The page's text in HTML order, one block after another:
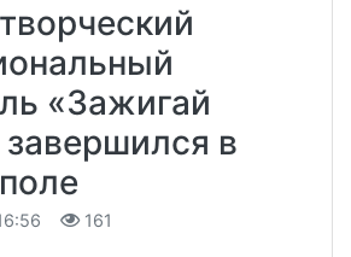
«Зажигай
в
161